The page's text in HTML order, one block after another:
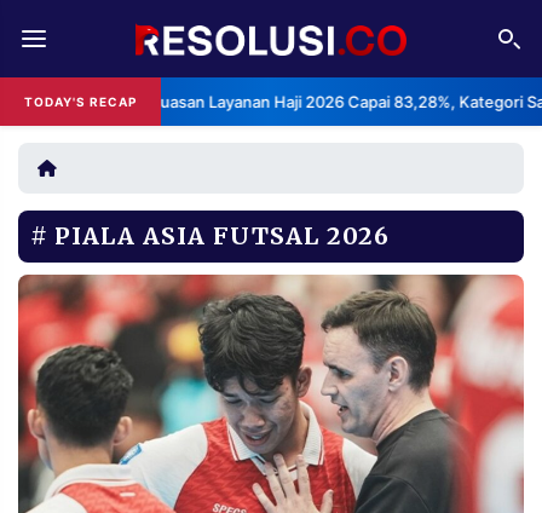
TODAY'S RECAP
Indeks Kepuasan Layanan Haji 2026 Capai 83,28%, Kategori Sangat
REDAKSI TENTANG
RESOLUSI IKLAN
RUBRIKASI
EDITORIAL AKSARA
FINANSIA PERSONA
DAERAH NASIONAL
MANCA SPORT
INFORMASI
PIALA ASIA FUTSAL 2026